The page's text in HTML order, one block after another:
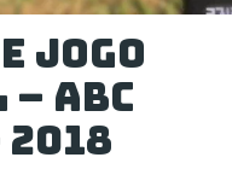
Jogo
ABC